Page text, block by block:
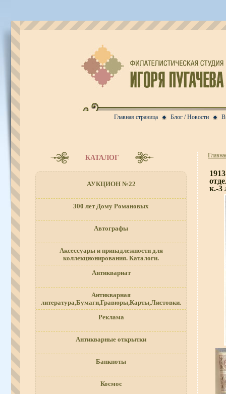
Главная страница Блог / Новости
КАТАЛОГ
АУКЦИОН №22
300 лет Дому Романовых
Автографы
Аксессуары и принадлежности для
коллекционирования. Каталоги.
Антиквариат
Антикварная
литература,Бумаги,Гравюры,Карты,Листовки.
Реклама
Антикварные открытки
Банкноты
Космос
к.-3